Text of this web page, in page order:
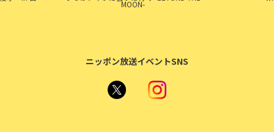
MOON-
ニッポン放送イベントSNS